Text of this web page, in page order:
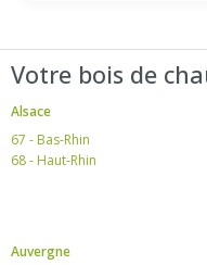
Votre bois de
Alsace
67 - Bas-Rhin
68 - Haut-Rhin
Auvergne